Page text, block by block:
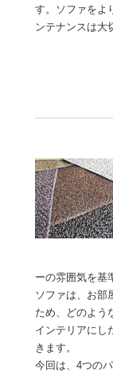
す。ソファをよ
ンテナンスは大
ーの雰囲気を基
ソファは、お部
ため、どのよう
インテリアにし
きます。
今回は、4つの